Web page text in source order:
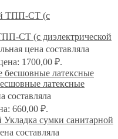
СТ (с диэлектрической
цена составляла
1700,00 ₽.
латексные
составляла
660,00 ₽.
Укладка сумки санитарной
составляла